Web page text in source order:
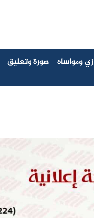
ومواساه صورة وتعليق